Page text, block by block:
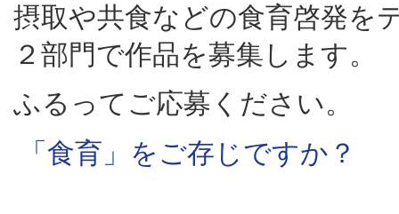
摂取や共食などの食育啓発を
２部門で作品を募集します。
ふるってご応募ください。
「食育」をご存じですか？